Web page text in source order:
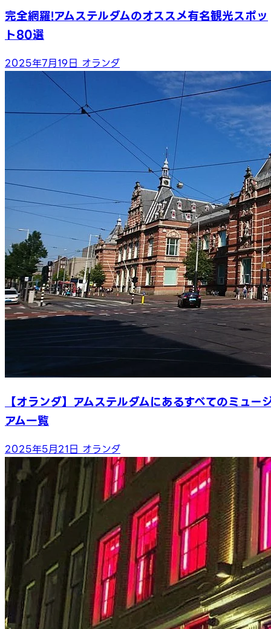
完全網羅!アムステルダムのオススメ有名観光スポッ
ト80選
2025年7月19日 オランダ
【オランダ】アムステルダムにあるすべてのミュー
アム一覧
2025年5月21日 オランダ